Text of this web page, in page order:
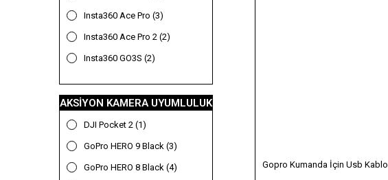
Insta360 Ace Pro (3)
Insta360 Ace Pro 2 (2)
Insta360 GO3S (2)
AKSIYON KAMERA UYUMLULUK
DJI Pocket 2 (1)
GoPro HERO 9 Black (3)
GoPro HERO 8 Black (4) Gopro Kumanda İçin Usb Kablo